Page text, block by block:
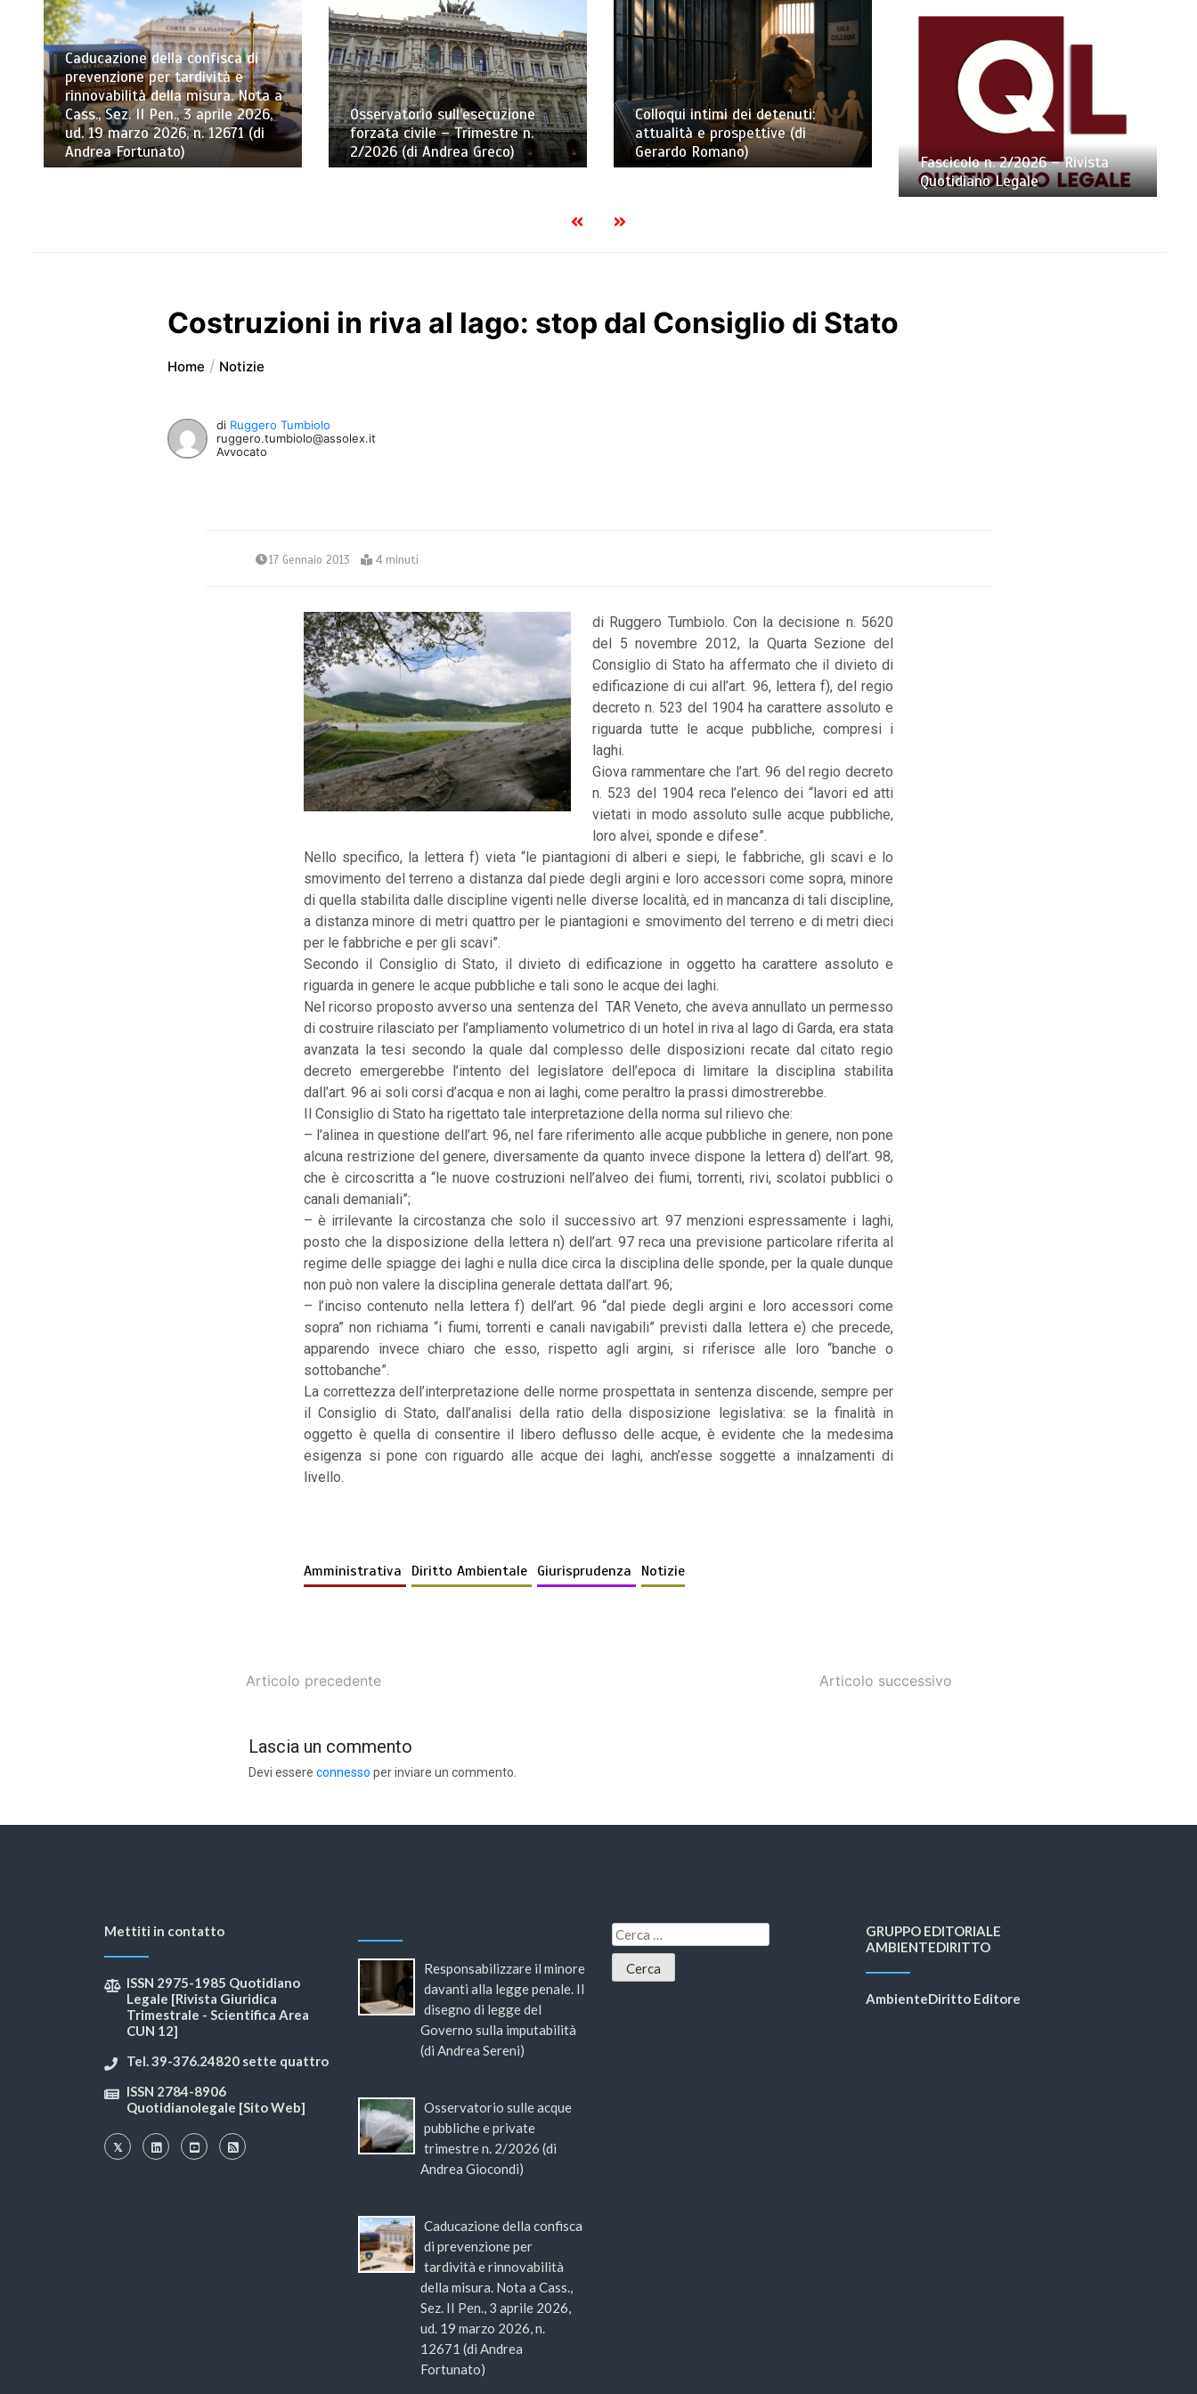
Caducazione della confisca di
prevenzione per tardività e
rinnovabilità della misura. Nota a
Cass., Sez. II Pen., 3 aprile 2026,
ud. 19 marzo 2026, n. 12671 (di
Andrea Fortunato)
Osservatorio sull’esecuzione
forzata civile – Trimestre n.
2/2026 (di Andrea Greco)
Colloqui intimi dei detenuti:
attualità e prospettive (di
Gerardo Romano)
Fascicolo n. 2/2026 – Rivista
Quotidiano Legale
Costruzioni in riva al lago: stop dal Consiglio di Stato
Home Notizie
di Ruggero Tumbiolo
ruggero.tumbiolo@assolex.it
Avvocato
17 Gennaio 2013 4 minuti
di Ruggero Tumbiolo. Con la decisione n. 5620
del 5 novembre 2012, la Quarta Sezione del
Consiglio di Stato ha affermato che il divieto di
edificazione di cui all’art. 96, lettera f), del regio
decreto n. 523 del 1904 ha carattere assoluto e
riguarda tutte le acque pubbliche, compresi i
laghi.
Giova rammentare che l’art. 96 del regio decreto
n. 523 del 1904 reca l’elenco dei “lavori ed atti
vietati in modo assoluto sulle acque pubbliche,
loro alvei, sponde e difese”.
Nello specifico, la lettera f) vieta “le piantagioni di alberi e siepi, le fabbriche, gli scavi e lo
smovimento del terreno a distanza dal piede degli argini e loro accessori come sopra, minore
di quella stabilita dalle discipline vigenti nelle diverse località, ed in mancanza di tali discipline,
a distanza minore di metri quattro per le piantagioni e smovimento del terreno e di metri dieci
per le fabbriche e per gli scavi”.
Secondo il Consiglio di Stato, il divieto di edificazione in oggetto ha carattere assoluto e
riguarda in genere le acque pubbliche e tali sono le acque dei laghi.
Nel ricorso proposto avverso una sentenza del TAR Veneto, che aveva annullato un permesso
di costruire rilasciato per l’ampliamento volumetrico di un hotel in riva al lago di Garda, era stata
avanzata la tesi secondo la quale dal complesso delle disposizioni recate dal citato regio
decreto emergerebbe l’intento del legislatore dell’epoca di limitare la disciplina stabilita
dall’art. 96 ai soli corsi d’acqua e non ai laghi, come peraltro la prassi dimostrerebbe.
Il Consiglio di Stato ha rigettato tale interpretazione della norma sul rilievo che:
– l’alinea in questione dell’art. 96, nel fare riferimento alle acque pubbliche in genere, non pone
alcuna restrizione del genere, diversamente da quanto invece dispone la lettera d) dell’art. 98,
che è circoscritta a “le nuove costruzioni nell’alveo dei fiumi, torrenti, rivi, scolatoi pubblici o
canali demaniali”;
– è irrilevante la circostanza che solo il successivo art. 97 menzioni espressamente i laghi,
posto che la disposizione della lettera n) dell’art. 97 reca una previsione particolare riferita al
regime delle spiagge dei laghi e nulla dice circa la disciplina delle sponde, per la quale dunque
non può non valere la disciplina generale dettata dall’art. 96;
– l’inciso contenuto nella lettera f) dell’art. 96 “dal piede degli argini e loro accessori come
sopra” non richiama “i fiumi, torrenti e canali navigabili” previsti dalla lettera e) che precede,
apparendo invece chiaro che esso, rispetto agli argini, si riferisce alle loro “banche o
sottobanche”.
La correttezza dell’interpretazione delle norme prospettata in sentenza discende, sempre per
il Consiglio di Stato, dall’analisi della ratio della disposizione legislativa: se la finalità in
oggetto è quella di consentire il libero deflusso delle acque, è evidente che la medesima
esigenza si pone con riguardo alle acque dei laghi, anch’esse soggette a innalzamenti di
livello.
Amministrativa Diritto Ambientale Giurisprudenza Notizie
Articolo precedente Articolo successivo
Lascia un commento
Devi essere connesso per inviare un commento.
Mettiti in contatto
ISSN 2975-1985 Quotidiano
Legale [Rivista Giuridica
Trimestrale - Scientifica Area
CUN 12]
Tel. 39-376.24820 sette quattro
ISSN 2784-8906
Quotidianolegale [Sito Web]
Responsabilizzare il minore
davanti alla legge penale. Il
disegno di legge del
Governo sulla imputabilità
(di Andrea Sereni)
Osservatorio sulle acque
pubbliche e private
trimestre n. 2/2026 (di
Andrea Giocondi)
Caducazione della confisca
di prevenzione per
tardività e rinnovabilità
della misura. Nota a Cass.,
Sez. II Pen., 3 aprile 2026,
ud. 19 marzo 2026, n.
12671 (di Andrea
Fortunato)
GRUPPO EDITORIALE
AMBIENTEDIRITTO
AmbienteDiritto Editore